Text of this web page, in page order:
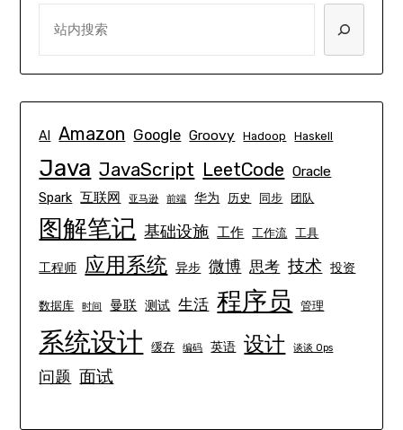
AI Amazon Google Groovy Hadoop Haskell
Java JavaScript LeetCode Oracle
Spark 互联网 亚马逊 前端 华为 历史 同步 团队
图解笔记 基础设施 工作 工作流 工具
工程师 应用系统 异步 微博 思考 技术 投资
数据库 时间 曼联 测试 生活 程序员 管理
系统设计 缓存 编码 英语 设计 谈谈 Ops
问题 面试